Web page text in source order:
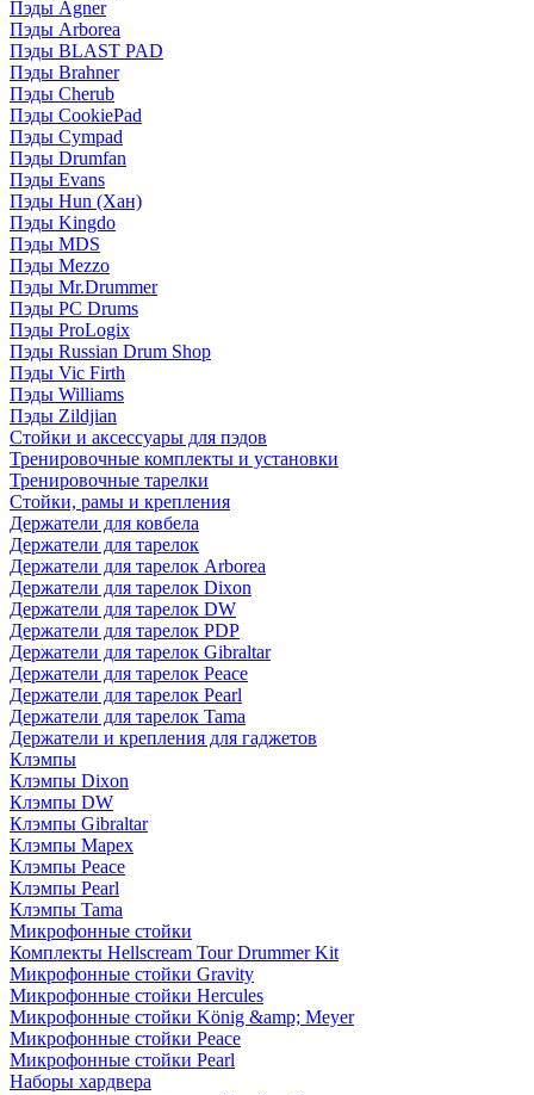
Пэды Agner
Пэды Arborea
Пэды BLAST PAD
Пэды Brahner
Пэды Cherub
Пэды CookiePad
Пэды Cympad
Пэды Drumfan
Пэды Evans
Пэды Hun (Хан)
Пэды Kingdo
Пэды MDS
Пэды Mezzo
Пэды Mr.Drummer
Пэды PC Drums
Пэды ProLogix
Пэды Russian Drum Shop
Пэды Vic Firth
Пэды Williams
Пэды Zildjian
Стойки и аксессуары для пэдов
Тренировочные комплекты и установки
Тренировочные тарелки
Стойки, рамы и крепления
Держатели для ковбела
Держатели для тарелок
Держатели для тарелок Arborea
Держатели для тарелок Dixon
Держатели для тарелок DW
Держатели для тарелок PDP
Держатели для тарелок Gibraltar
Держатели для тарелок Peace
Держатели для тарелок Pearl
Держатели для тарелок Tama
Держатели и крепления для гаджетов
Клэмпы
Клэмпы Dixon
Клэмпы DW
Клэмпы Gibraltar
Клэмпы Mapex
Клэмпы Peace
Клэмпы Pearl
Клэмпы Tama
Микрофонные стойки
Комплекты Hellscream Tour Drummer Kit
Микрофонные стойки Gravity
Микрофонные стойки Hercules
Микрофонные стойки König &amp; Meyer
Микрофонные стойки Peace
Микрофонные стойки Pearl
Наборы хардвера